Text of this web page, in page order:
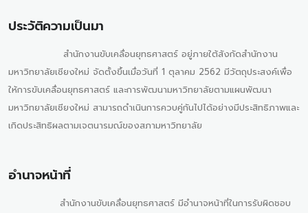
ประวัติความเป็นมา
สำนักงานขับเคลื่อนยุทธศาสตร์ อยู่ภายใต้สังกัดสำนักงาน
มหาวิทยาลัยเชียงใหม่ จัดตั้งขึ้นเมื่อวันที่ 1 ตุลาคม 2562 มีวัตถุประสงค์เพื่อ
ให้การขับเคลื่อนยุทธศาสตร์ และการพัฒนามหาวิทยาลัยตามแผนพัฒนา
มหาวิทยาลัยเชียงใหม่ สามารถดำเนินการควบคู่กันไปได้อย่างมีประสิทธิภาพและ
เกิดประสิทธิผลตามเจตนารมณ์ของสภามหาวิทยาลัย
อำนาจหน้าที่
สำนักงานขับเคลื่อนยุทธศาสตร์ มีอำนาจหน้าที่ในการรับผิดชอบ